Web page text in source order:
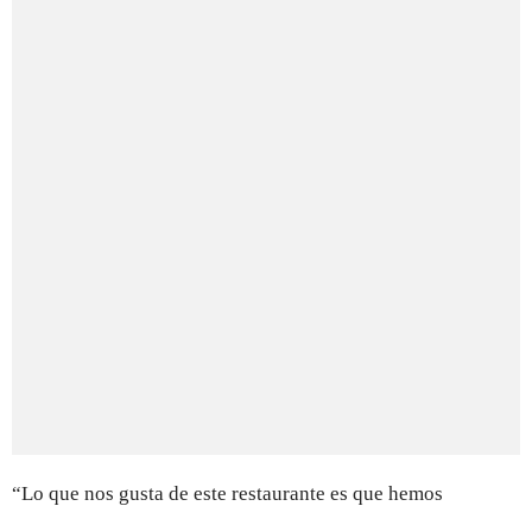
“Lo que nos gusta de este restaurante es que hemos